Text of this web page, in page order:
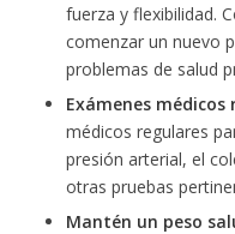
fuerza y flexibilidad.
comenzar un nuevo
problemas de salud
Exámenes médicos
médicos regulares
presión arterial, el
otras pruebas
Mantén un peso